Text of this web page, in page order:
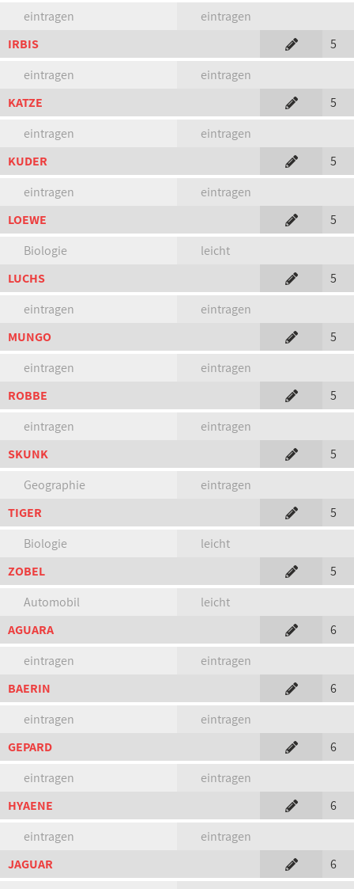
eintragen
eintragen
IRBIS
5
eintragen
eintragen
KATZE
5
eintragen
eintragen
KUDER
5
eintragen
eintragen
LOEWE
5
Biologie
leicht
LUCHS
5
eintragen
eintragen
MUNGO
5
eintragen
eintragen
ROBBE
5
eintragen
eintragen
SKUNK
5
Geographie
eintragen
TIGER
5
Biologie
leicht
ZOBEL
5
Automobil
leicht
AGUARA
6
eintragen
eintragen
BAERIN
6
eintragen
eintragen
GEPARD
6
eintragen
eintragen
HYAENE
6
eintragen
eintragen
JAGUAR
6